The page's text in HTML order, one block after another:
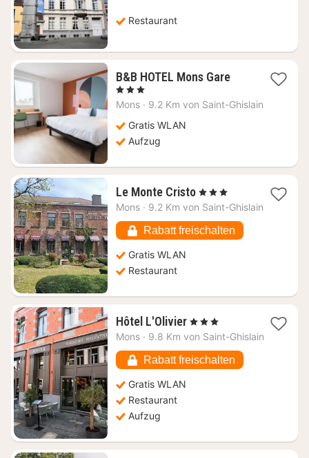
97,84
€
Restaurant
B&B HOTEL Mons Gare1
ab
, 3 Sterne
Mons · 9.2 Km von Saint-Ghislain
Gratis WLAN
Aufzug
Le Monte Cristo1
Nacht
71,33
€
, 3 Sterne
Mons · 9.2 Km von Saint-Ghislain
Rabatt freischalten
Gratis WLAN
Restaurant
Hôtel L'Olivier1
Nacht
99,36
€
, 3 Sterne
Mons · 9.8 Km von Saint-Ghislain
Rabatt freischalten
Gratis WLAN
Restaurant
Aufzug